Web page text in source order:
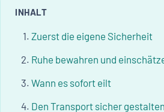
INHALT
Zuerst die eigene Sicherheit
Ruhe bewahren und
Wann es sofort eilt
Den Transport sicher gestalten